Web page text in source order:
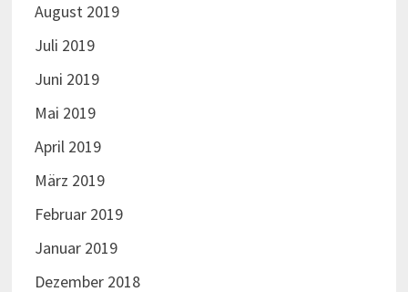
August 2019
Juli 2019
Juni 2019
Mai 2019
April 2019
März 2019
Februar 2019
Januar 2019
Dezember 2018